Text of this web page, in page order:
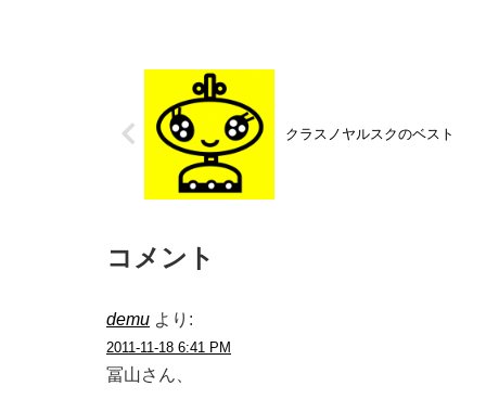
クラスノヤルスクのベスト
コメント
demu より:
2011-11-18 6:41 PM
冨山さん、